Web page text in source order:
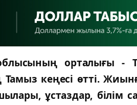
орталығы -
Тамыз кеңесі өтті.
ұстаздар, білім